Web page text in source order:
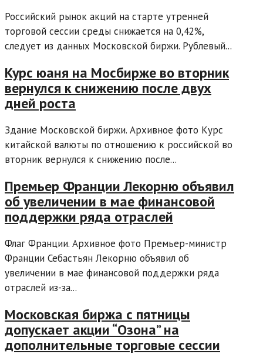
Российский рынок акций на старте утренней
торговой сессии среды снижается на 0,42%,
следует из данных Московской биржи. Рублевый...
Курс юаня на Мосбирже во вторник
вернулся к снижению после двух
дней роста
Здание Московской биржи. Архивное фото Курс
китайской валюты по отношению к российской во
вторник вернулся к снижению после...
Премьер Франции Лекорню объявил
об увеличении в мае финансовой
поддержки ряда отраслей
Флаг Франции. Архивное фото Премьер-министр
Франции Себастьян Лекорню объявил об
увеличении в мае финансовой поддержки ряда
отраслей из-за...
Московская биржа с пятницы
допускает акции “Озона” на
дополнительные торговые сессии